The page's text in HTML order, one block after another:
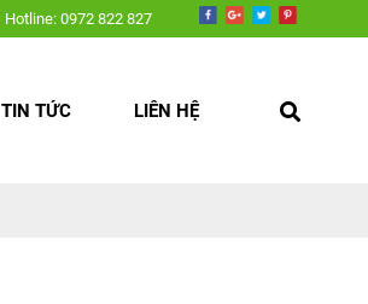
Hotline: 0972 822 827
TIN TỨC LIÊN HỆ